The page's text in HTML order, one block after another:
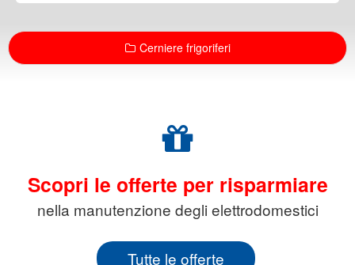
Cerniere frigoriferi
Scopri le offerte per risparmiare
nella manutenzione degli elettrodomestici
Tutte le offerte